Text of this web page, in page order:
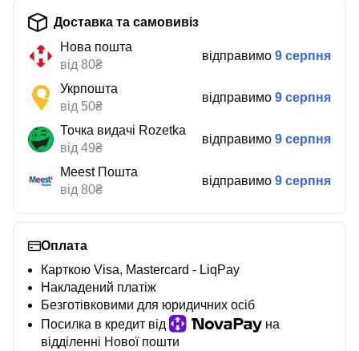
Доставка та самовивіз
Нова пошта
від 80₴
відправимо 9 серпня
Укрпошта
від 50₴
відправимо 9 серпня
Точка видачі Rozetka
від 49₴
відправимо 9 серпня
Meest Пошта
від 80₴
відправимо 9 серпня
Оплата
Карткою Visa, Mastercard - LiqPay
Накладений платіж
Безготівковими для юридичних осіб
Посилка в кредит від
на
відділенні Нової пошти